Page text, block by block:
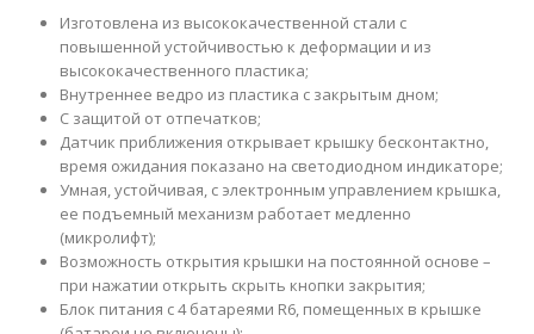
Изготовлена из высококачественной стали с
повышенной устойчивостью к деформации и из
высококачественного пластика;
Внутреннее ведро из пластика с закрытым дном;
С защитой от отпечатков;
Датчик приближения открывает крышку бесконтактно,
время ожидания показано на светодиодном индикаторе;
Умная, устойчивая, с электронным управлением крышка,
ее подъемный механизм работает медленно
(микролифт);
Возможность открытия крышки на постоянной основе –
при нажатии открыть скрыть кнопки закрытия;
Блок питания с 4 батареями R6, помещенных в крышке